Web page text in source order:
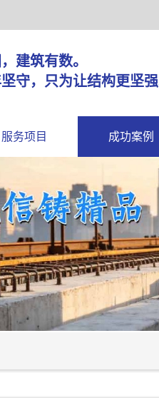
固，建筑有数
守，只为让结构更坚强
服务项目 成功案例